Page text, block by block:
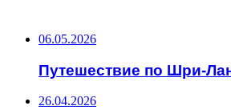
06.05.2026
Путешествие по Шри-
26.04.2026